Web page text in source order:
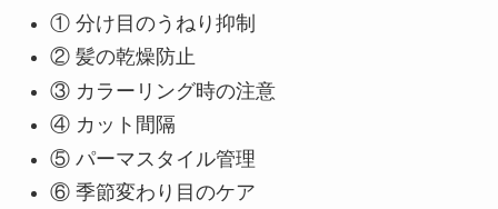
① 分け目のうねり抑制
② 髪の乾燥防止
③ カラーリング時の注意
④ カット間隔
⑤ パーマスタイル管理
⑥ 季節変わり目のケア